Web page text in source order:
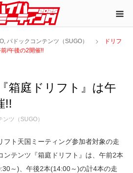
, パドックコンテンツ（SUGO）
ドリフ
/午後の2開催!!
箱庭ドリフト』は午
!!
ツ（SUGO）
フト天国ミーティング参加者対象の走
ンテンツ『箱庭ドリフト』は、午前2本
～)、午後2本(14:00～)の計4本の走